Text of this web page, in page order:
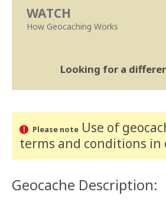
WATCH
How Geocaching Works
Looking for a
Please noteUse of
terms and conditions in
Geocache Description: